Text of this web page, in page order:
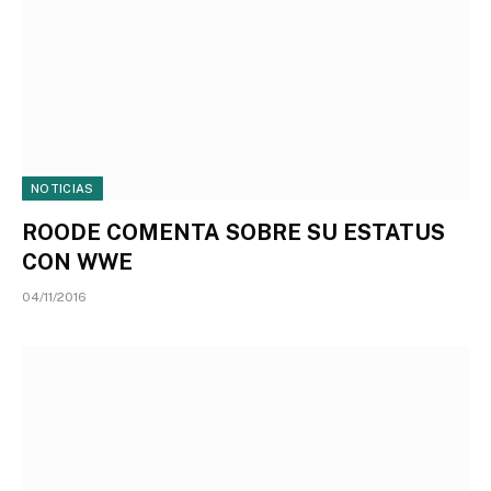
NOTICIAS
ROODE COMENTA SOBRE SU ESTATUS
CON WWE
04/11/2016